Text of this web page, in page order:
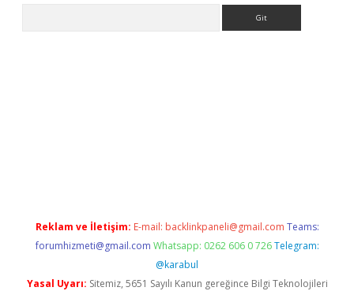
Reklam ve İletişim: E-mail: backlinkpaneli@gmail.com Teams:
forumhizmeti@gmail.com Whatsapp: 0262 606 0 726 Telegram:
@karabul
Yasal Uyarı: Sitemiz, 5651 Sayılı Kanun gereğince Bilgi Teknolojileri